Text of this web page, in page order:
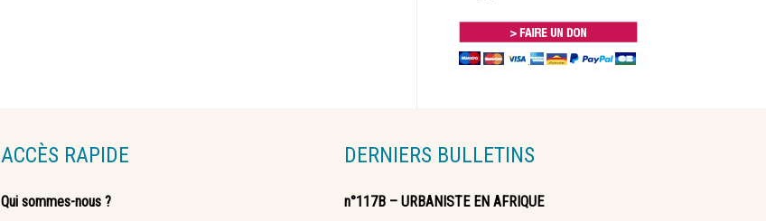
ACCÈS RAPIDE
Qui sommes-nous ?
DERNIERS BULLETINS
n°117B – URBANISTE EN AFRIQUE